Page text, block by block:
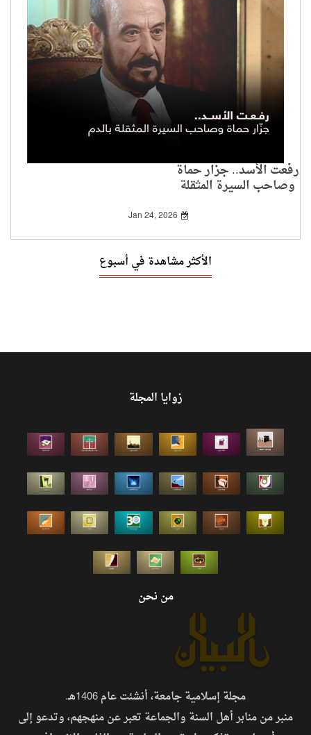
رفعت الأسد.. جزار حماة
وصاحب السيرة المثقلة
Jan 24, 2026
الأكثر مشاهدة في أسبوع
زوايا المجلة
من نحن
مجلة إسلامية جامعة، أنشئت عام 1406هـ.
منبر من منابر أهل السنة والجماعة تعبر عن منهجهم، وتدعو إلى